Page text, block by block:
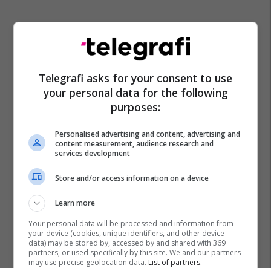
Telegrafi asks for your consent to use
your personal data for the following
purposes:
Personalised advertising and content, advertising and
content measurement, audience research and
services development
Store and/or access information on a device
Learn more
Your personal data will be processed and information from
your device (cookies, unique identifiers, and other device
data) may be stored by, accessed by and shared with 369
partners, or used specifically by this site. We and our partners
may use precise geolocation data. List of partners.